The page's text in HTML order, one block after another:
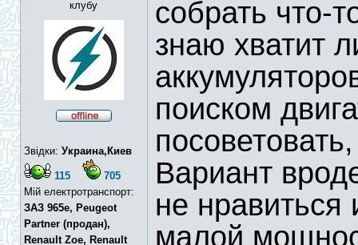
клубу
Звідки: Украина,Киев
115
705
Мій електротранспорт:
ЗАЗ 965e, Peugeot
Partner (продан),
Renault Zoe, Renault
собрать что-
знаю хватит
поиском
Вариант
не нравиться
малой